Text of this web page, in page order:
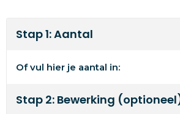
Stap 1: Aantal
Of vul hier je aantal in:
Stap 2: Bewerking